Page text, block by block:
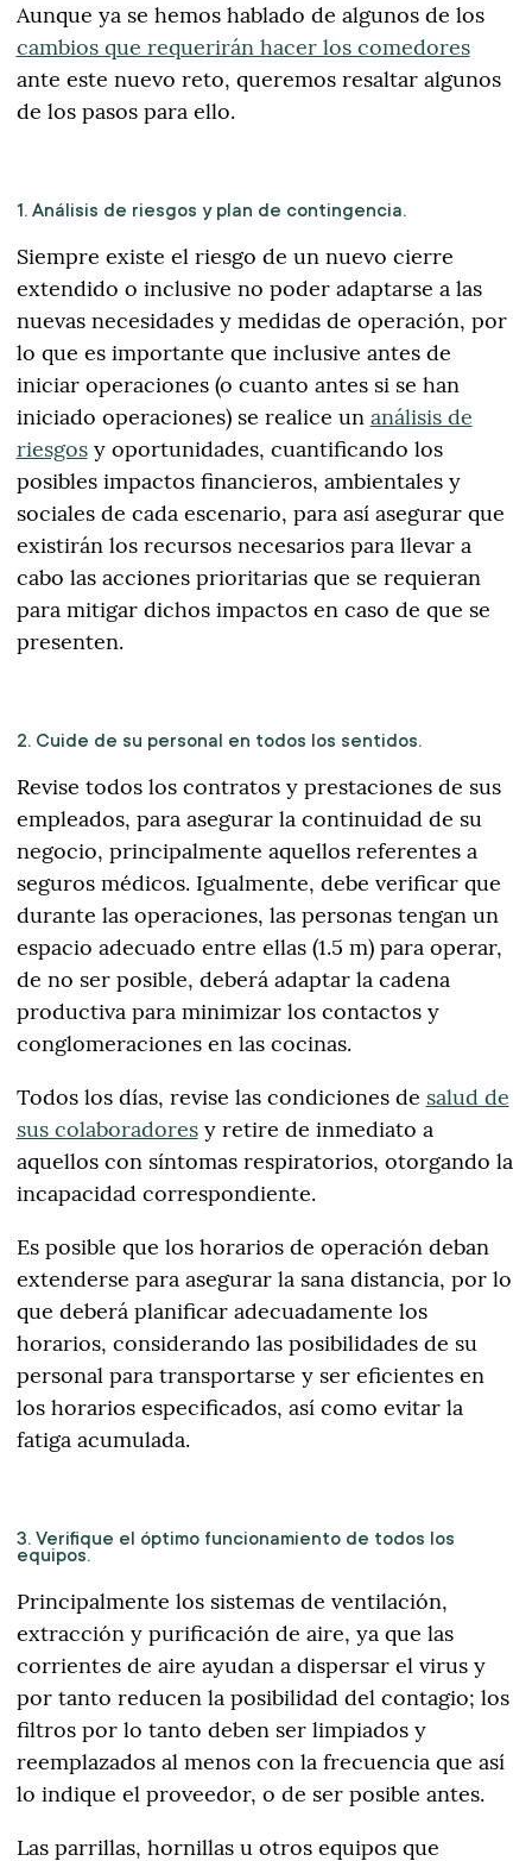
Aunque ya se hemos hablado de algunos de los
cambios que requerirán hacer los comedores
ante este nuevo reto, queremos resaltar algunos
de los pasos para ello.
1. Análisis de riesgos y plan de contingencia.
Siempre existe el riesgo de un nuevo cierre
extendido o inclusive no poder adaptarse a las
nuevas necesidades y medidas de operación, por
lo que es importante que inclusive antes de
iniciar operaciones (o cuanto antes si se han
iniciado operaciones) se realice un análisis de
riesgosy oportunidades, cuantificando los
posibles impactos financieros, ambientales y
sociales de cada escenario, para así asegurar que
existirán los recursos necesarios para llevar a
cabo las acciones prioritarias que se requieran
para mitigar dichos impactos en caso de que se
presenten.
2. Cuide de su personal en todos los sentidos.
Revise todos los contratos y prestaciones de sus
empleados, para asegurar la continuidad de su
negocio, principalmente aquellos referentes a
seguros médicos. Igualmente, debe verificar que
durante las operaciones, las personas tengan un
espacio adecuado entre ellas (1.5 m) para operar,
de no ser posible, deberá adaptar la cadena
productiva para minimizar los contactos y
conglomeraciones en las cocinas.
Todos los días, revise las condiciones de salud de
sus colaboradoresy retire de inmediato a
aquellos con síntomas respiratorios, otorgando la
incapacidad correspondiente.
Es posible que los horarios de operación deban
extenderse para asegurar la sana distancia, por lo
que deberá planificar adecuadamente los
horarios, considerando las posibilidades de su
personal para transportarse y ser eficientes en
los horarios especificados, así como evitar la
fatiga acumulada.
3. Verifique el óptimo funcionamiento de todos los
equipos.
Principalmente los sistemas de ventilación,
extracción y purificación de aire, ya que las
corrientes de aire ayudan a dispersar el virus y
por tanto reducen la posibilidad del contagio; los
filtros por lo tanto deben ser limpiados y
reemplazados al menos con la frecuencia que así
lo indique el proveedor, o de ser posible antes.
Las parrillas, hornillas u otros equipos que